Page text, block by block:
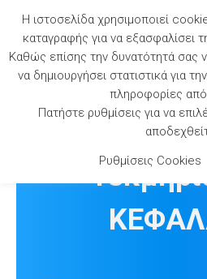
content
Η ιστοσελίδα χρησιμοποιεί
καταγραφής για να εξασφαλίσει
Καθώς επίσης την δυνατότητά σας
να δημιουργήσει στατιστικά για
πληροφορίες από
Πατήστε ρυθμίσεις για να
Ρυθμίσεις Cookies